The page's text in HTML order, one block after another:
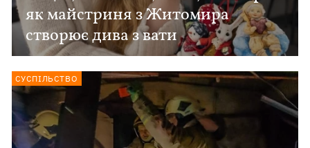
як майстриня з Житомира
створює дива з вати
СУСПІЛЬСТВО